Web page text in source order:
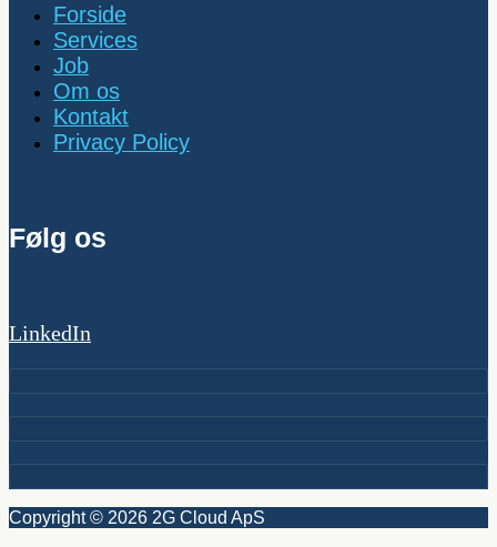
Forside
Services
Job
Om os
Kontakt
Privacy Policy
Følg os
LinkedIn
Copyright © 2026 2G Cloud ApS